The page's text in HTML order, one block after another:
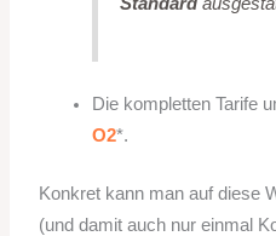
Die kompletten Tarife
O2*.
Konkret kann man auf diese
(und damit auch nur einmal